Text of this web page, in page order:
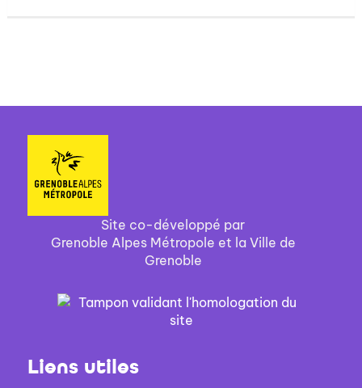
Site co-développé par
Grenoble Alpes Métropole et la Ville de
Grenoble
Liens utiles